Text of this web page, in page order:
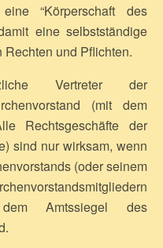
“Körperschaft des
eine selbstständige
Rechten und Pflichten.
Vertreter der
(mit dem
Rechtsgeschäfte der
sind nur wirksam, wenn
(oder seinem
Amtssiegel des